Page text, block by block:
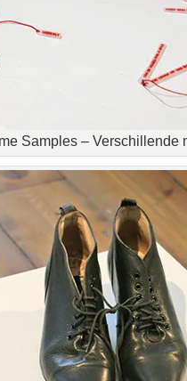
Samples – Verschillende